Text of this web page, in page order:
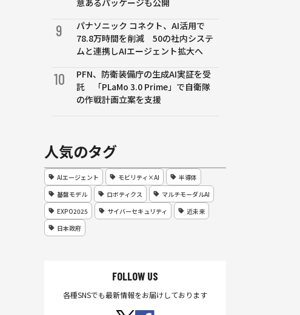
意あるパッケージも公開
9
パナソニック コネクト、AI活用で
78.8万時間を削減 50の社内システ
ムと連携しAIエージェント拡大へ
10
PFN、防衛装備庁の生成AI実証を受
託 「PLaMo 3.0 Prime」で自衛隊
の作戦計画立案を支援
人気のタグ
AIエージェント モビリティ×AI
半導体
基盤モデル
ロボティクス
マルチモーダルAI
EXPO2025
サイバーセキュリティ
近未来
日本政府
FOLLOW US
各種SNSでも最新情報をお届けしております